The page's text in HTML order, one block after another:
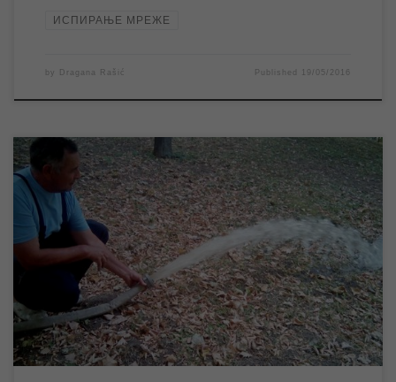
ИСПИРАЊЕ МРЕЖЕ
by Dragana Rašić Published 19/05/2016
Данас од 8,00 до 14,00 часова радници ЈКП „Водовод и
канализација“ вршиће испирање водоводних цеви у градском
насељу Мужља. Из истог разлога могуће је да ће у поменутом
насељу у наведеном времену, док траје испирање, доћи до
пада притиска у мрежи. Испирање водоводних цеви се
спроводи плански и континуирано како […]